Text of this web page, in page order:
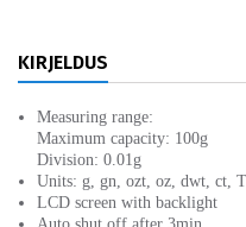
KIRJELDUS
Measuring range:
Maximum capacity: 100g
Division: 0.01g
Units: g, gn, ozt, oz, dwt, ct, T
LCD screen with backlight